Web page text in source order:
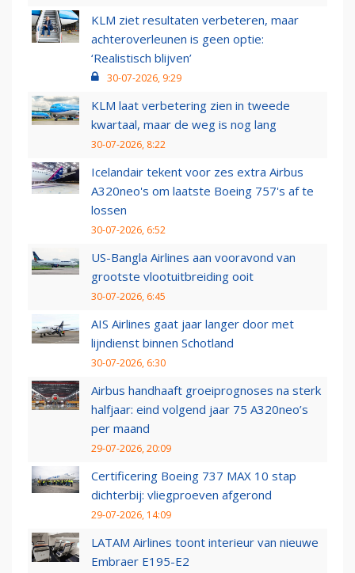
KLM ziet resultaten verbeteren, maar
achteroverleunen is geen optie:
‘Realistisch blijven’
30-07-2026, 9:29
KLM laat verbetering zien in tweede
kwartaal, maar de weg is nog lang
30-07-2026, 8:22
Icelandair tekent voor zes extra Airbus
A320neo's om laatste Boeing 757's af te
lossen
30-07-2026, 6:52
US-Bangla Airlines aan vooravond van
grootste vlootuitbreiding ooit
30-07-2026, 6:45
AIS Airlines gaat jaar langer door met
lijndienst binnen Schotland
30-07-2026, 6:30
Airbus handhaaft groeiprognoses na sterk
halfjaar: eind volgend jaar 75 A320neo’s
per maand
29-07-2026, 20:09
Certificering Boeing 737 MAX 10 stap
dichterbij: vliegproeven afgerond
29-07-2026, 14:09
LATAM Airlines toont interieur van nieuwe
Embraer E195-E2